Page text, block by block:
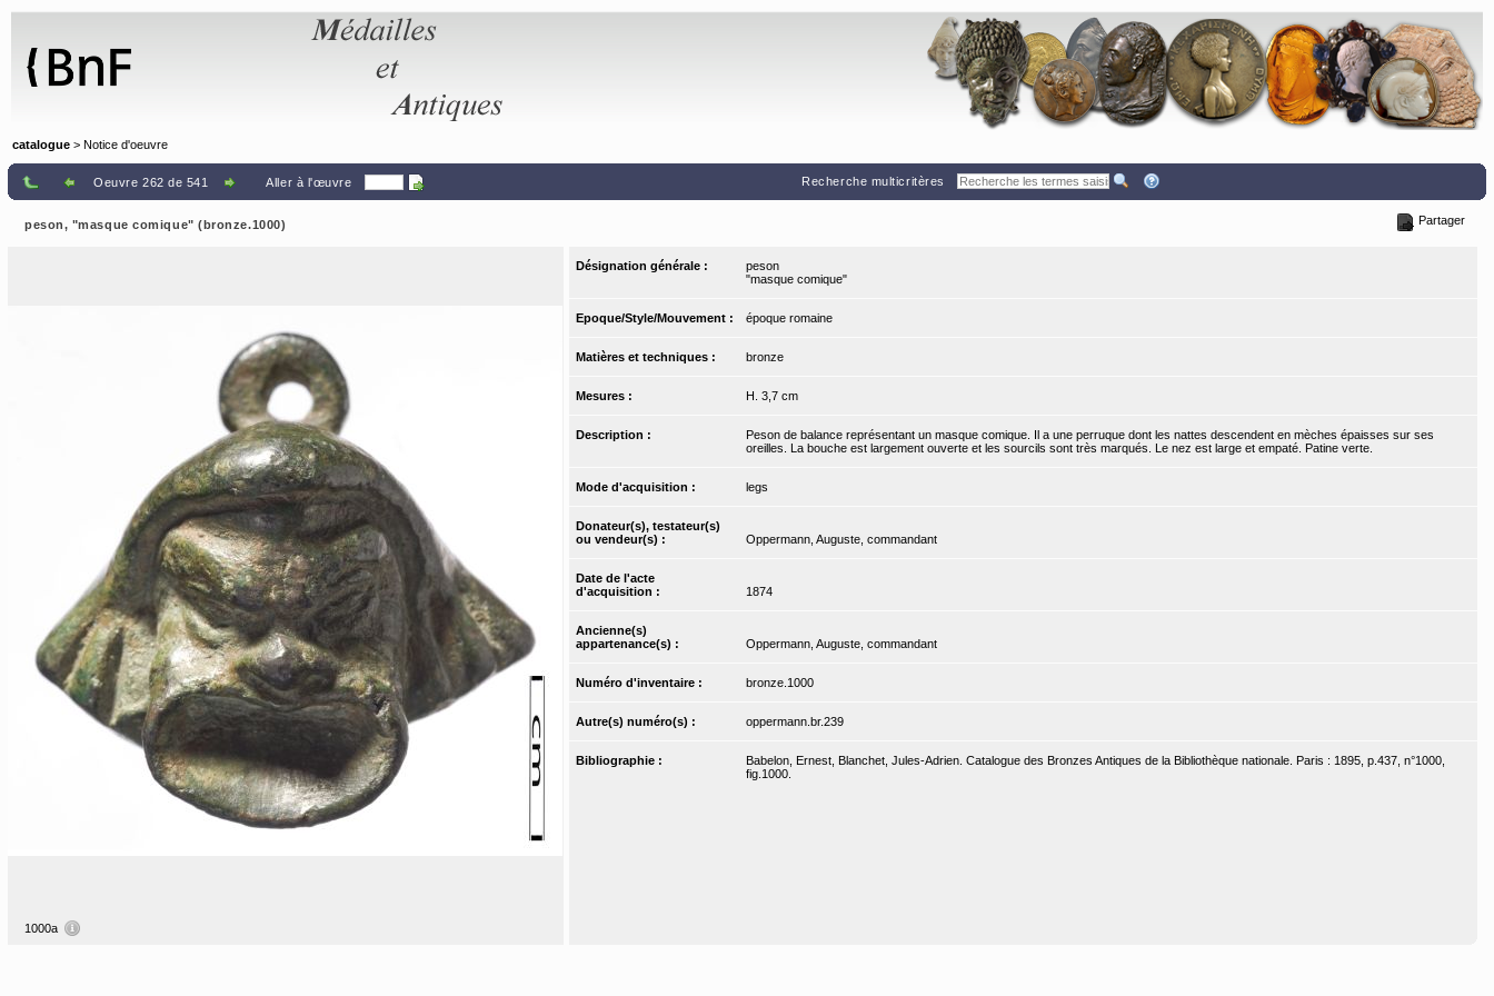
catalogue > Notice d'oeuvre
Oeuvre 262 de 541 Aller à l'œuvre Recherche multicritères
peson, "masque comique" (bronze.1000) Partager
1000a
Désignation générale :
peson
"masque comique"
Epoque/Style/Mouvement : époque romaine
Matières et techniques : bronze
Mesures : H. 3,7 cm
Description :
Peson de balance représentant un masque comique. Il a une perruque dont les nattes descendent en mèches épaisses sur ses
oreilles. La bouche est largement ouverte et les sourcils sont très marqués. Le nez est large et empaté. Patine verte.
Mode d'acquisition : legs
Donateur(s), testateur(s)
ou vendeur(s) :
Oppermann, Auguste, commandant
Date de l'acte
d'acquisition :
1874
Ancienne(s)
appartenance(s) :
Oppermann, Auguste, commandant
Numéro d'inventaire : bronze.1000
Autre(s) numéro(s) : oppermann.br.239
Bibliographie :
Babelon, Ernest, Blanchet, Jules-Adrien. Catalogue des Bronzes Antiques de la Bibliothèque nationale. Paris : 1895, p.437, n°1000,
fig.1000.